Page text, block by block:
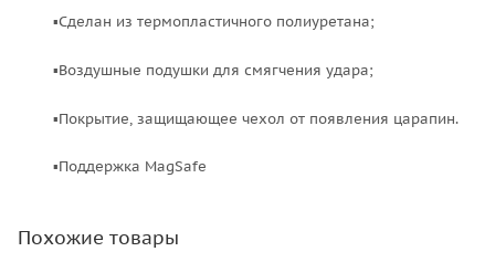
▪Сделан из термопластичного полиуретана;
▪Воздушные подушки для смягчения удара;
▪Покрытие, защищающее чехол от появления царапин.
▪Поддержка MagSafe
Похожие товары